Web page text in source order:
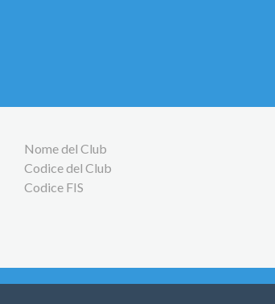
Nome del Club
Codice del Club
Codice FIS